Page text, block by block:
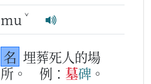
mu ˇ
名 埋葬死人的場
所。
例： 墓碑 。